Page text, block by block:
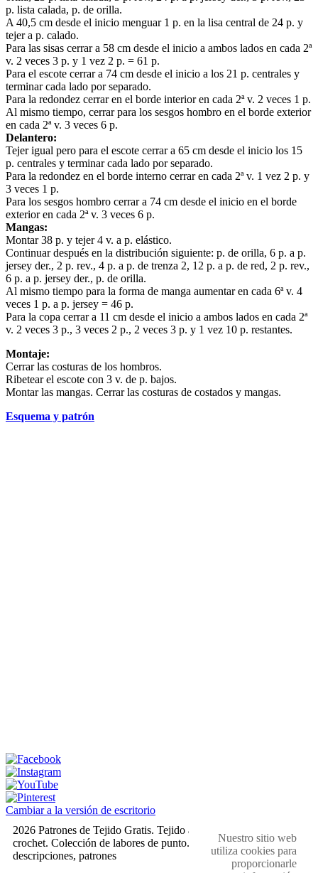
p. lista calada, p. de orilla.
A 40,5 cm desde el inicio menguar 1 p. en la lisa central de 24 p. y
tejer a p. calado.
Para las sisas cerrar a 58 cm desde el inicio a ambos lados en cada 2ª
v. 2 veces 3 p. y 1 vez 2 p. = 61 p.
Para el escote cerrar a 74 cm desde el inicio a los 21 p. centrales y
terminar cada lado por separado.
Para la redondez cerrar en el borde interior en cada 2ª v. 2 veces 1 p.
Al mismo tiempo, cerrar para los sesgos hombro en el borde exterior
en cada 2ª v. 3 veces 6 p.
Delantero:
Tejer igual pero para el escote cerrar a 65 cm desde el inicio los 15
p. centrales y terminar cada lado por separado.
Para la redondez en el borde interno cerrar en cada 2ª v. 1 vez 2 p. y
3 veces 1 p.
Para los sesgos hombro cerrar a 74 cm desde el inicio en el borde
exterior en cada 2ª v. 3 veces 6 p.
Mangas:
Montar 38 p. y tejer 4 v. a p. elástico.
Continuar después en la distribución siguiente: p. de orilla, 6 p. a p.
jersey der., 2 p. rev., 4 p. a p. de trenza 2, 12 p. a p. de red, 2 p. rev.,
6 p. a p. jersey der., p. de orilla.
Al mismo tiempo para la forma de manga aumentar en cada 6ª v. 4
veces 1 p. a p. jersey = 46 p.
Para la copa cerrar a 11 cm desde el inicio a ambos lados en cada 2ª
v. 2 veces 3 p., 3 veces 2 p., 2 veces 3 p. y 1 vez 10 p. restantes.
Montaje:
Cerrar las costuras de los hombros.
Ribetear el escote con 3 v. de p. bajos.
Montar las mangas. Cerrar las costuras de costados y mangas.
Esquema y patrón
Cambiar a la versión de escritorio
2026 Patrones de Tejido Gratis. Tejido a dos agujas y
crochet. Colección de labores de punto. Muestras,
descripciones, patrones
Nuestro sitio web
utiliza cookies para
proporcionarle